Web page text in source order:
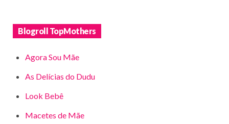
Blogroll TopMothers
Agora Sou Mãe
As Delícias do Dudu
Look Bebê
Macetes de Mãe